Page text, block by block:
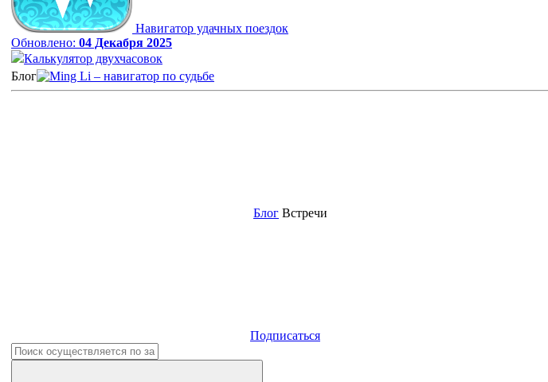
Навигатор удачных поездок
Обновлено: 04 Декабря 2025
Калькулятор двухчасовок
Блог
Блог Встречи
Подписаться